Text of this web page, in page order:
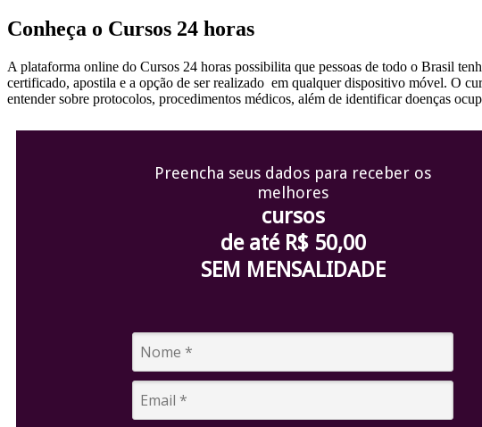
Conheça o Cursos 24 horas
A plataforma online do Cursos 24 horas possibilita que pessoas de todo o Brasil
certificado, apostila e a opção de ser realizado em qualquer dispositivo móvel. O
entender sobre protocolos, procedimentos médicos, além de identificar doenças
Preencha seus dados para receber os
melhores
cursos
de até R$ 50,00
SEM MENSALIDADE